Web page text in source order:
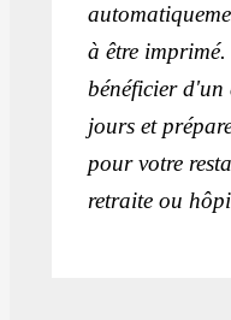
à être
bénéficier d'un
jours et
pour votre
retraite ou